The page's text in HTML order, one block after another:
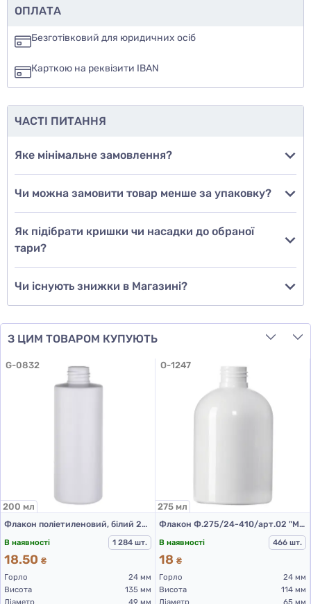
Чи рекомендуєте ви цей товар
так
ще не знаю
Додати відгук
ОПЛАТА
Безготівковий для юридичних осіб
Карткою на реквізити IBAN
ЧАСТІ ПИТАННЯ
Яке мінімальне замовлення?
Чи можна замовити товар менше за упаковку?
Як підібрати кришки чи насадки до обраної
тари?
Чи існують знижки в Магазині?
З ЦИМ ТОВАРОМ КУПУЮТЬ
G-0832
200 мл
Флакон поліетиленовий, білий 200 мл, 508В (пластикові флакони 200 мл)
В наявності
1 284 шт.
18.50 ₴
Горло
24 мм
Висота
135 мм
Діаметр
49 мм
O-1247
275 мл
Флакон Ф.275/24-410/арт.02 "Марта" (білий)
В наявності
466 шт.
18 ₴
Горло
24 мм
Висота
114 мм
Діаметр
65 мм